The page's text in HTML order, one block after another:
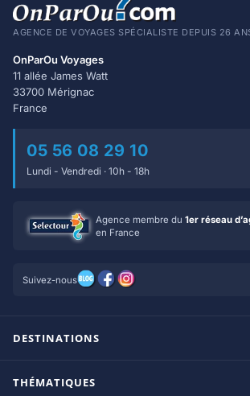
AGENCE DE VOYAGES SPÉCIALISTE DEPUIS 26
OnParOu Voyages
11 allée James Watt
33700 Mérignac
France
05 56 08 29 10
Lundi - Vendredi · 10h - 18h
Agence membre du 1er réseau
en France
Suivez-nous
DESTINATIONS
THÉMATIQUES